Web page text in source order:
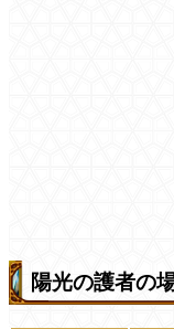
陽光の護者の